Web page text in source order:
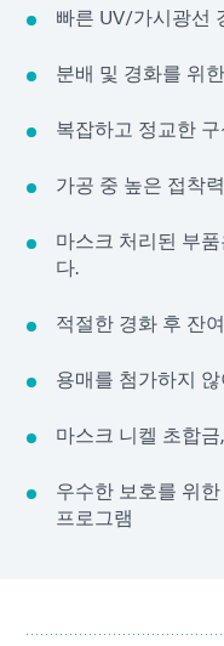
빠른 UV/가시광선
분배 및 경화를 위
복잡하고 정교한
가공 중 높은 접착력
마스크 처리된 부
다.
적절한 경화 후 잔
용매를 첨가하지
마스크 니켈 초합
우수한 보호를 위
프로그램